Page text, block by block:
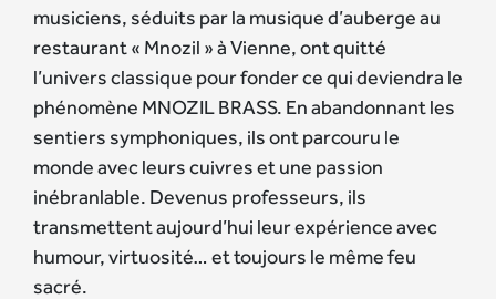
musiciens, séduits par la musique d’auberge au
restaurant « Mnozil » à Vienne, ont quitté
l’univers classique pour fonder ce qui deviendra le
phénomène MNOZIL BRASS. En abandonnant les
sentiers symphoniques, ils ont parcouru le
monde avec leurs cuivres et une passion
inébranlable. Devenus professeurs, ils
transmettent aujourd’hui leur expérience avec
humour, virtuosité… et toujours le même feu
sacré.